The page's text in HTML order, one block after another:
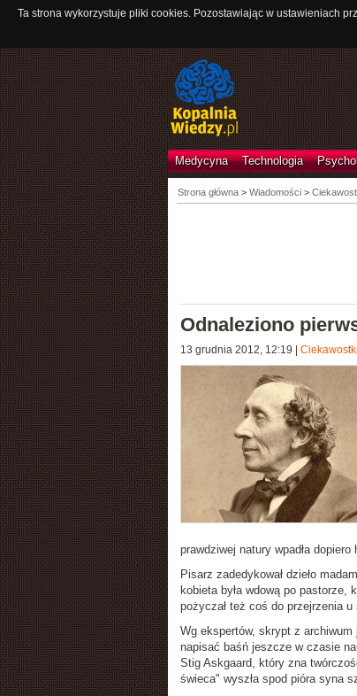
Ta strona wykorzystuje pliki cookies. Pozostawiając w ustawieniach
Medycyna Technologia
Strona główna> Wiadomości >
Odnaleziono
13 grudnia 2012, 12:19 Ciekawostki
prawdziwej natury wpadła dopiero
Pisarz zadedykował dzieło
kobieta była wdową po pastorze,
pożyczał też coś do przejrzenia u
Wg ekspertów, skrypt z archiwum
napisać baśń jeszcze w czasie
Stig Askgaard, który zna
świeca" wyszła spod pióra syna